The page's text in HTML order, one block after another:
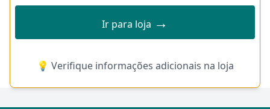
Ir para loja →
💡 Verifique informações adicionais na loja